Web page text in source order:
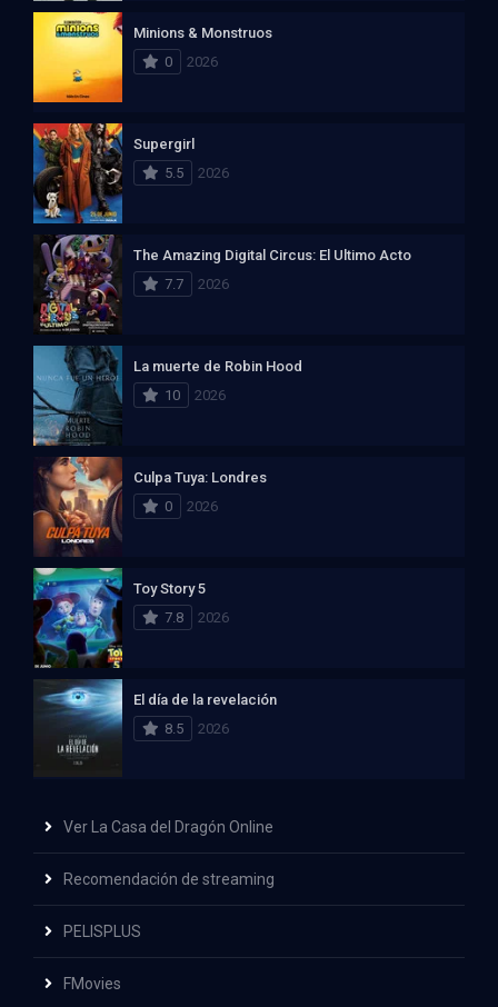
Minions & Monstruos
0
2026
Supergirl
5.5
2026
The Amazing Digital Circus: El Ultimo Acto
7.7
2026
La muerte de Robin Hood
10
2026
Culpa Tuya: Londres
0
2026
Toy Story 5
7.8
2026
El día de la revelación
8.5
2026
Ver La Casa del Dragón Online
Recomendación de streaming
PELISPLUS
FMovies